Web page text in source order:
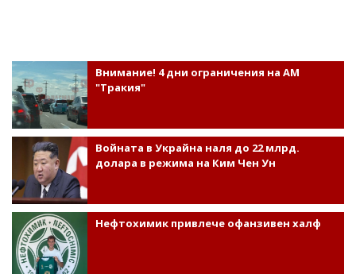
Внимание! 4 дни ограничения на АМ
"Тракия"
Войната в Украйна наля до 22 млрд.
долара в режима на Ким Чен Ун
Нефтохимик привлече офанзивен халф